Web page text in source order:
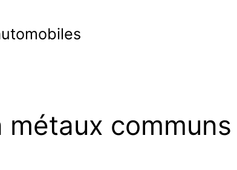
métaux communs